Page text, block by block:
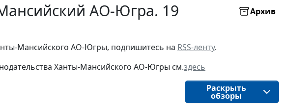
АО-Югра. 19
Архив
Мансийского АО-Югры, подпишитесь на RSS-ленту.
Ханты-Мансийского АО-Югры см.здесь
Раскрыть
обзоры